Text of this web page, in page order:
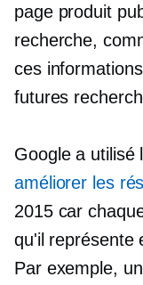
page produit
recherche,
ces
futures
Google a utilisé
améliorer les
2015 car
qu'il représente
Par exemple,